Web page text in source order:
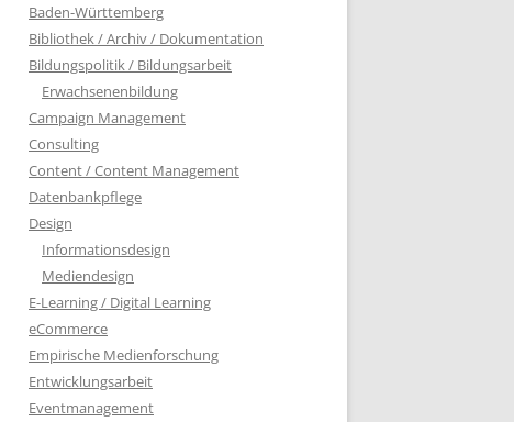
Baden-Württemberg
Bibliothek / Archiv / Dokumentation
Bildungspolitik / Bildungsarbeit
Erwachsenenbildung
Campaign Management
Consulting
Content / Content Management
Datenbankpflege
Design
Informationsdesign
Mediendesign
E-Learning / Digital Learning
eCommerce
Empirische Medienforschung
Entwicklungsarbeit
Eventmanagement